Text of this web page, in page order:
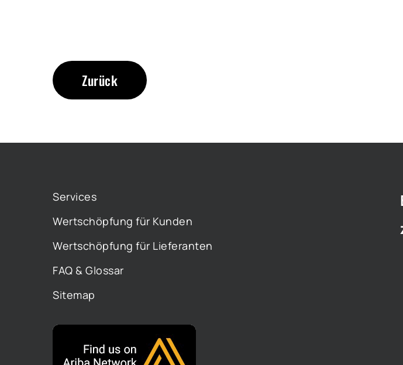
Zurück
Services
Wertschöpfung für Kunden
Wertschöpfung für Lieferanten
FAQ & Glossar
Sitemap